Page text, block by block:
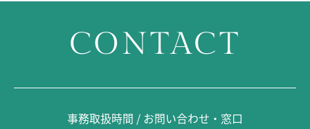
CONTACT
事務取扱時間 / お問い合わせ・窓口